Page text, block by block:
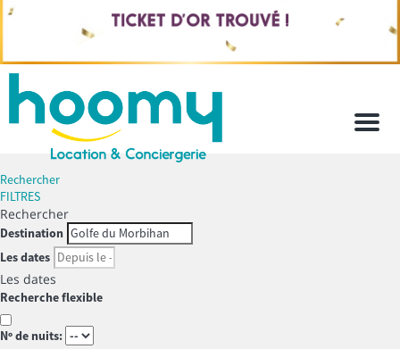
Menu
Rechercher
FILTRES
Rechercher
Destination
Les dates
Les dates
Recherche flexible
Nº de nuits: